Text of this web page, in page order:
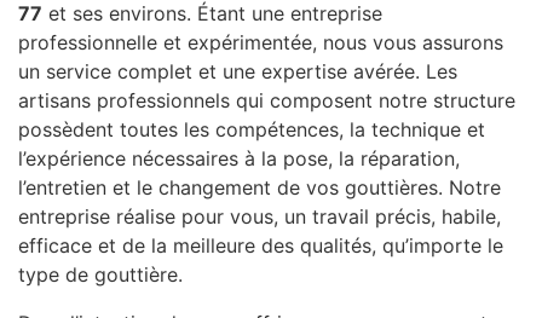
77 et ses environs. Étant une entreprise
professionnelle et expérimentée, nous vous assurons
un service complet et une expertise avérée. Les
artisans professionnels qui composent notre structure
possèdent toutes les compétences, la technique et
l’expérience nécessaires à la pose, la réparation,
l’entretien et le changement de vos gouttières. Notre
entreprise réalise pour vous, un travail précis, habile,
efficace et de la meilleure des qualités, qu’importe le
type de gouttière.